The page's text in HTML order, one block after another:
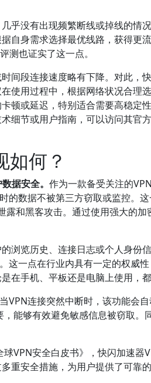
乎没有出现频繁断线或掉线的情
自身需求选择最优线路，获得更
测也证实了这一点。
间段连接速度略有下降。对此，
使用过程中，根据网络状况合理
顿或延迟，特别适合需要高稳定
节或用户指南，可以访问其官方
如何？
据安全。 作为一款备受关注的
数据不被第三方窃取或监控。
和黑客攻击。通过使用强大的
浏览历史、连接日志或个人身份
这一点在行业内具有一定的权威
手机、平板还是电脑上使用，
连接突然中断时，该功能会
能够有效避免敏感信息被窃取。
VPN安全白皮书》，快闪加速
重安全措施，为用户提供了可靠